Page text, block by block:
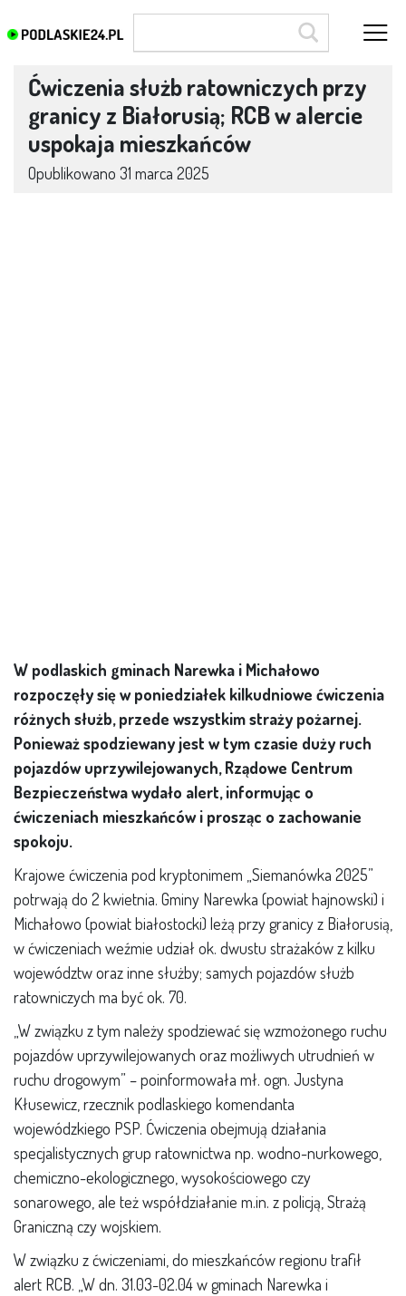
Ćwiczenia służb ratowniczych przy
granicy z Białorusią; RCB w alercie
uspokaja mieszkańców
Opublikowano 31 marca 2025
W podlaskich gminach Narewka i Michałowo
rozpoczęły się w poniedziałek kilkudniowe ćwiczenia
różnych służb, przede wszystkim straży pożarnej.
Ponieważ spodziewany jest w tym czasie duży ruch
pojazdów uprzywilejowanych, Rządowe Centrum
Bezpieczeństwa wydało alert, informując o
ćwiczeniach mieszkańców i prosząc o zachowanie
spokoju.
Krajowe ćwiczenia pod kryptonimem „Siemanówka 2025”
potrwają do 2 kwietnia. Gminy Narewka (powiat hajnowski) i
Michałowo (powiat białostocki) leżą przy granicy z Białorusią,
w ćwiczeniach weźmie udział ok. dwustu strażaków z kilku
województw oraz inne służby; samych pojazdów służb
ratowniczych ma być ok. 70.
„W związku z tym należy spodziewać się wzmożonego ruchu
pojazdów uprzywilejowanych oraz możliwych utrudnień w
ruchu drogowym” – poinformowała mł. ogn. Justyna
Kłusewicz, rzecznik podlaskiego komendanta
wojewódzkiego PSP. Ćwiczenia obejmują działania
specjalistycznych grup ratownictwa np. wodno-nurkowego,
chemiczno-ekologicznego, wysokościowego czy
sonarowego, ale też współdziałanie m.in. z policją, Strażą
Graniczną czy wojskiem.
W związku z ćwiczeniami, do mieszkańców regionu trafił
alert RCB. „W dn. 31.03-02.04 w gminach Narewka i